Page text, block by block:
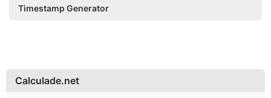
Timestamp Generator
Calculade.net